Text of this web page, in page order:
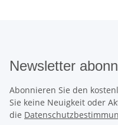
Newsletter
Abonnieren Sie den
Sie keine Neuigkeit oder
die